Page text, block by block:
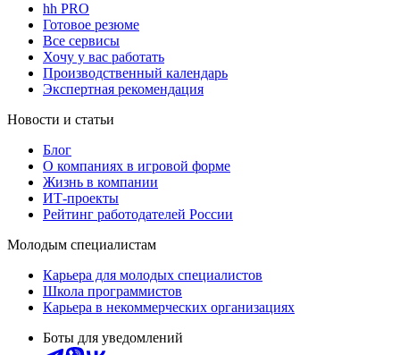
hh PRO
Готовое резюме
Все сервисы
Хочу у вас работать
Производственный календарь
Экспертная рекомендация
Новости и статьи
Блог
О компаниях в игровой форме
Жизнь в компании
ИТ-проекты
Рейтинг работодателей России
Молодым специалистам
Карьера для молодых специалистов
Школа программистов
Карьера в некоммерческих организациях
Боты для уведомлений